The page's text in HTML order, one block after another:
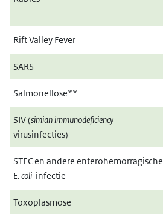
Rift Valley Fever
SARS
Salmonellose**
SIV (simian immunodeficiency
virusinfecties)
STEC en andere enterohemorragische
E. coli-infectie
Toxoplasmose